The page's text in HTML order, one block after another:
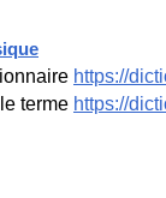
https://
terme https://